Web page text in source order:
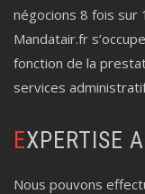
négocions 8 fois sur
Mandatair.fr
fonction de la
services
EXPERTISE
Nous pouvons